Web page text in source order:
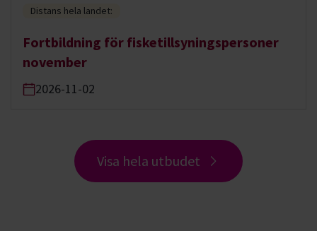
Distans hela landet:
Fortbildning för fisketillsyningspersoner
november
2026-11-02
Visa hela utbudet